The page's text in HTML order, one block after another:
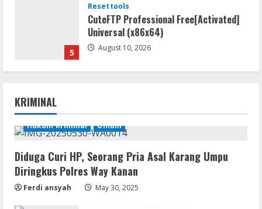
5
Resettools
CuteFTP Professional Free[Activated]
Universal (x86x64)
August 10, 2026
1
Kanan Amankan Terduga Pengedar
August 10, 2026
Coop
NieR: Automata patched Crack Fix
Steam Rip 2026
KRIMINAL
Hukum Kriminal Umum
Diduga Curi HP, Seorang Pria Asal Karang Umpu
Diringkus Polres Way Kanan
Ferdi ansyah May 30, 2025